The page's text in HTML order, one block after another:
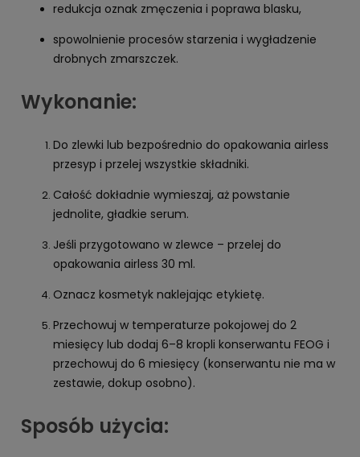
redukcja oznak zmęczenia i poprawa blasku,
spowolnienie procesów starzenia i wygładzenie
drobnych zmarszczek.
Wykonanie:
Do zlewki lub bezpośrednio do opakowania airless
przesyp i przelej wszystkie składniki.
Całość dokładnie wymieszaj, aż powstanie
jednolite, gładkie serum.
Jeśli przygotowano w zlewce – przelej do
opakowania airless 30 ml.
Oznacz kosmetyk naklejając etykietę.
Przechowuj w temperaturze pokojowej do 2
miesięcy lub dodaj 6–8 kropli konserwantu FEOG i
przechowuj do 6 miesięcy (konserwantu nie ma w
zestawie, dokup osobno).
Sposób użycia: